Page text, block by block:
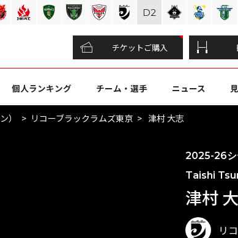
チケットご購入
個人ランキング チーム・選手 ニュース
） リコーブラックラムズ東京 津村 大志
2025-26シ
Taishi
津村
リ
D2